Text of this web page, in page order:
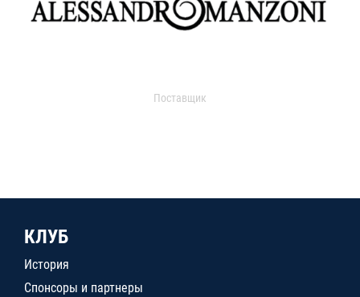
Поставщик
КЛУБ
История
Спонсоры и партнеры